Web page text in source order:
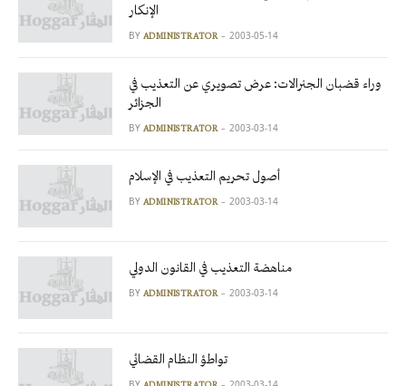
الإنكار
BY ADMINISTRATOR 2003-05-14
وراء قضبان الجنرالات: عرض تصويري عن التعذيب في
الجزائر
BY ADMINISTRATOR 2003-03-14
أصول تحريم التعذيب في الإسلام
BY ADMINISTRATOR 2003-03-14
مناهضة التعذيب في القانون الدولي
BY ADMINISTRATOR 2003-03-14
تواطؤ النظام القضائي